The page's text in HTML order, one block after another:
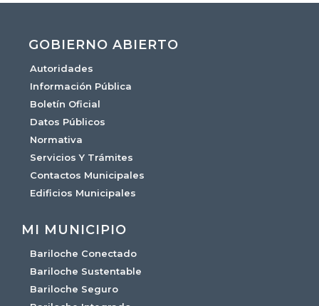
GOBIERNO ABIERTO
Autoridades
Información Pública
Boletín Oficial
Datos Públicos
Normativa
Servicios Y Trámites
Contactos Municipales
Edificios Municipales
MI MUNICIPIO
Bariloche Conectado
Bariloche Sustentable
Bariloche Seguro